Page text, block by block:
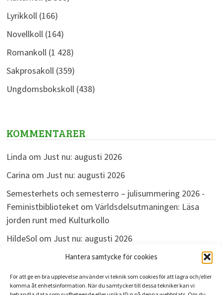
Hantera samtycke för cookies
För att ge en bra upplevelse använder vi teknik som cookies för att lagra och/eller
komma åt enhetsinformation. När du samtycker till dessa tekniker kan vi
Lyrikkoll(166)
Novellkoll(164)
Romankoll(1 428)
Sakprosakoll(359)
Ungdomsbokskoll(438)
KOMMENTARER
Linda om Just nu: augusti 2026
Carina om Just nu: augusti 2026
Semesterhets och semesterro – julisummering 2026 -
Feministbiblioteketom Världsdelsutmaningen: Läsa
jorden runt med Kulturkollo
HildeSolom Just nu: augusti 2026
omJust nu: augusti 2026